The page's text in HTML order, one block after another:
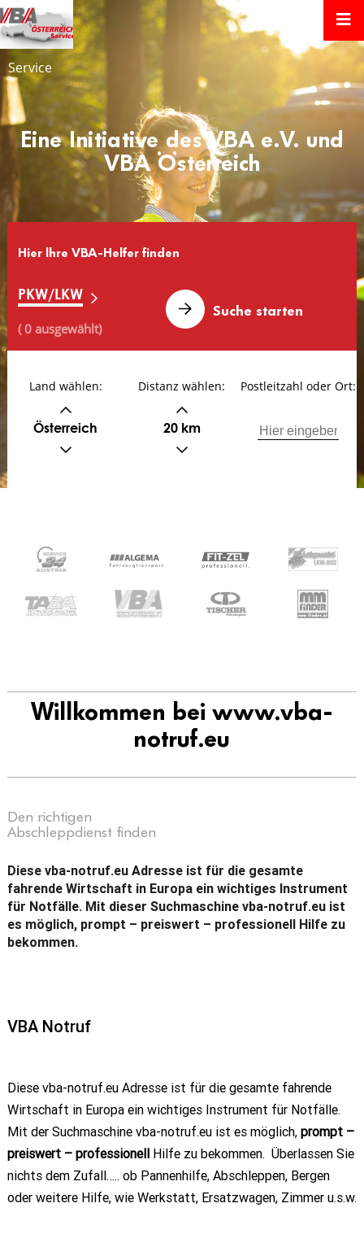
Service
Eine Initiative des VBA e.V. und
VBA Österreich
Hier lhre VBA-Helfer finden
PKW/LKW
( 0 ausgewählt)
Land wählen:
Österreich
Distanz wählen:
20 km
Postleitzahl oder Ort:
Willkommen bei www.vba-
notruf.eu
Den richtigen
Abschleppdienst finden
Diese vba-notruf.eu Adresse ist für die gesamte
fahrende Wirtschaft in Europa ein wichtiges Instrument
für Notfälle. Mit dieser Suchmaschine vba-notruf.eu ist
es möglich, prompt – preiswert – professionell Hilfe zu
bekommen.
VBA Notruf
Diese vba-notruf.eu Adresse ist für die gesamte fahrende
Wirtschaft in Europa ein wichtiges Instrument für Notfälle.
Mit der Suchmaschine vba-notruf.eu ist es möglich, prompt –
preiswert – professionell
Hilfe zu bekommen. Überlassen Sie
nichts dem Zufall….. ob Pannenhilfe, Abschleppen, Bergen
oder weitere Hilfe, wie Werkstatt, Ersatzwagen, Zimmer u.s.w.